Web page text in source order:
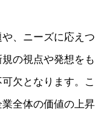
、ニーズに応えつ
の視点や発想をも
欠となります。こ
全体の価値の上昇